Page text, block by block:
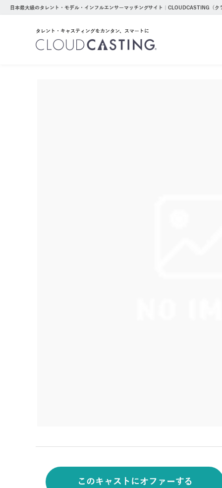
日本最大級のタレント・モデル・インフルエンサーマッチングサイト｜CLOUDCASTING（ク
タレント・キャスティングをカンタン、スマートに
このキャストにオファーする